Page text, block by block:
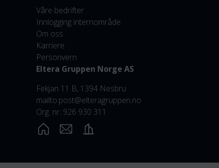
Våre bedrifter
Innlogging internområde
Om oss
Karriere
Personvern
Eltera Gruppen Norge AS
Fekjan 11 B, 1394 Nesbru
mailto:post@elteragruppen.no
Org. nr: 926 930 311